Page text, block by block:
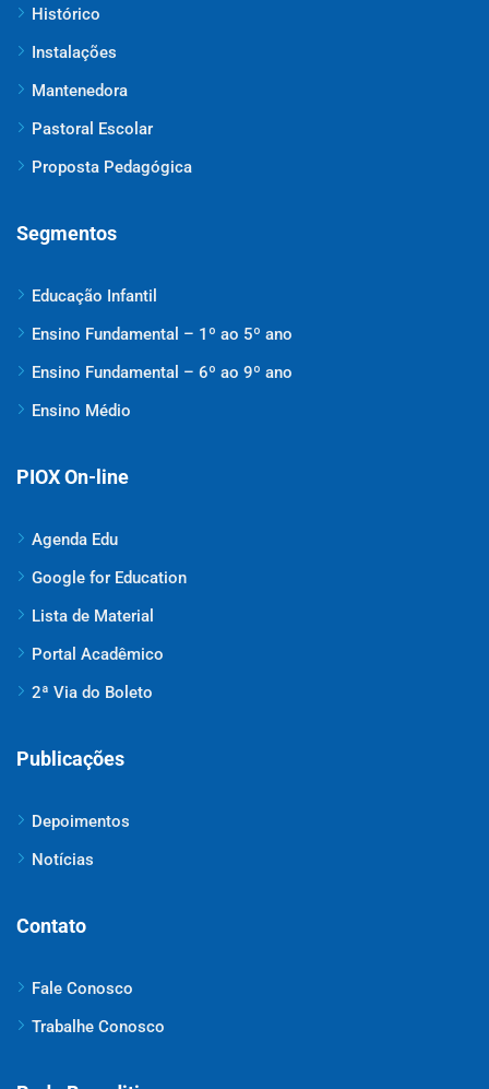
Histórico
Instalações
Mantenedora
Pastoral Escolar
Proposta Pedagógica
Segmentos
Educação Infantil
Ensino Fundamental – 1º ao 5º ano
Ensino Fundamental – 6º ao 9º ano
Ensino Médio
PIOX On-line
Agenda Edu
Google for Education
Lista de Material
Portal Acadêmico
2ª Via do Boleto
Publicações
Depoimentos
Notícias
Contato
Fale Conosco
Trabalhe Conosco